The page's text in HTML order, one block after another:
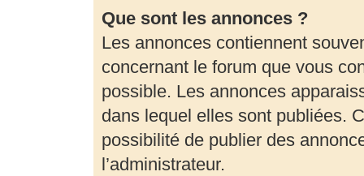
Que sont les annonces ?
Les annonces contiennent
concernant le forum que vous
possible. Les annonces
dans lequel elles sont publiées.
possibilité de publier des
l’administrateur.